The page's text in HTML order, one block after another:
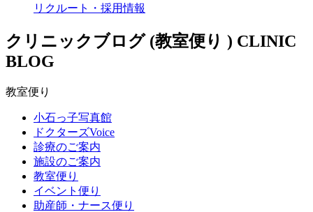
リクルート・採用情報
クリニックブログ (教室便り ) CLINIC
BLOG
教室便り
小石っ子写真館
ドクターズVoice
診療のご案内
施設のご案内
教室便り
イベント便り
助産師・ナース便り